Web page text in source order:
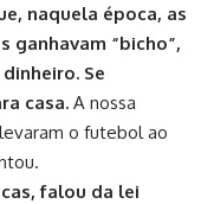
naquela época, as
ganhavam “bicho”,
Se
casa. A nossa
o futebol ao
falou da lei